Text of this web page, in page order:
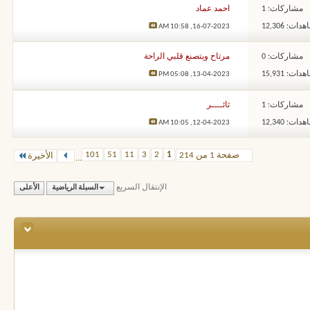
مشاركات: 1
12,306
احمد عماد
16-07-2023,
10:58 AM
مشاركات: 0
15,931
مرتاح ويتصنع قلبي الراحة
13-04-2023,
05:08 PM
مشاركات: 1
12,340
ثائــــر
12-04-2023,
10:05 AM
صفحة 1 من 214 1
2
3
11
51
101
... الأخيرة
الإنتقال السريع السبلة الرياضية الأعلى